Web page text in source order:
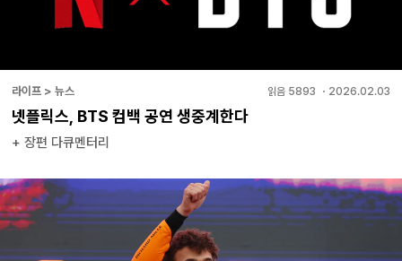
라이프 > 뉴스 읽음 5893 ・ 2026.02.03
넷플릭스, BTS 컴백 공연 생중계한다
+ 장편 다큐멘터리